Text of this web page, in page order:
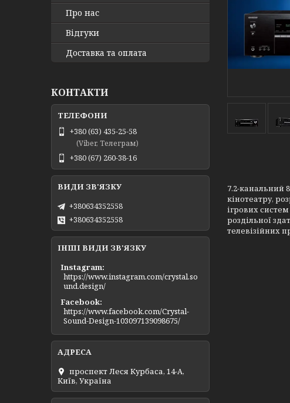
7.2-канальний
кінотеатру,
ігрових систем
роздільної
телевізійних
Про нас
Відгуки
Доставка та оплата
КОНТАКТИ
+380 (63) 435-25-58
(Viber, Телеграм)
+380 (67) 260-38-16
+380634352558
+380634352558
ІНШІ ВИДИ ЗВ'ЯЗКУ
Instagram
https://www.instagram.com/crystal.so
und.design/
Facebook
https://www.facebook.com/Crystal-
Sound-Design-103097139098675/
проспект Леся Курбаса, 14-А,
Київ, Україна